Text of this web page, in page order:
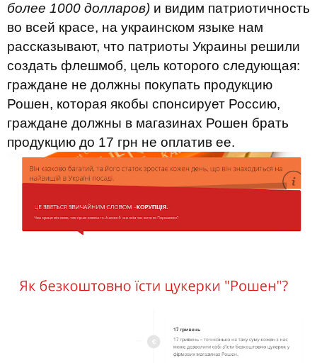
более 1000 долларов) и видим патриотичность
во всей красе, на украинском языке нам
рассказывают, что патриоты Украины решили
создать флешмоб, цель которого следующая:
граждане не должны покупать продукцию
Рошен, которая якобы спонсирует Россию,
граждане должны в магазинах Рошен брать
продукцию до 17 грн не оплатив ее.